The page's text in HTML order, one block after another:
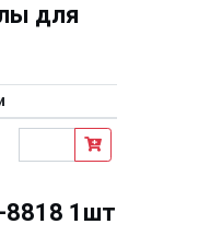
8818 1шт